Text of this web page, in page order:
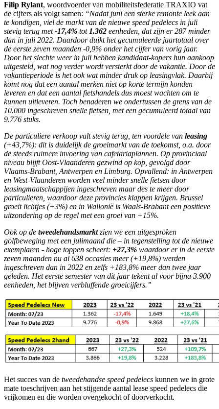
Filip Rylant, woordvoerder van mobiliteitsfederatie TRAXIO vat
de cijfers als volgt samen: “Nadat juni een sterke remonte leek aan
te kondigen, viel de markt van de nieuwe speed pedelecs in juli
stevig terug met-17,4% tot 1.362 eenheden, dat zijn er 287 minder
dan in juli 2022. Daardoor duikt het gecumuleerde jaartotaal over
de eerste zeven maanden -0,9% onder het cijfer van vorig jaar.
Door het slechte weer in juli hebben kandidaat-kopers hun aankoop
uitgesteld, wat nog verder wordt versterkt door de vakantie. Door de
vakantieperiode is het ook wat minder druk op leasingvlak. Daarbij
komt nog dat een aantal merken niet op korte termijn konden
leveren en dat een aantal fietshandels dus moest wachten om te
kunnen uitleveren. Toch benaderen we ondertussen de grens van de
10.000 ingeschreven snelle fietsen, met een gecumuleerd totaal van
9.776 stuks.
De particuliere verkoop valt stevig terug, ten voordele van leasing
(+43,7%): dit is duidelijk de groeimarkt van de toekomst, o.a. door
de steeds ruimere invoering van cafetariaplannen. Op provinciaal
niveau blijft Oost-Vlaanderen gezwind op kop, gevolgd door
Vlaams-Brabant, Antwerpen en Limburg. Opvallend: in Antwerpen
en West-Vlaanderen worden veel minder snelle fietsen door
leasingmaatschappijen ingeschreven maar des te meer door
particulieren, waardoor deze provincies klappen krijgen. Brussel
groeit lichtjes (+3%) en in Wallonië is Waals-Brabant een positieve
uitzondering op de regel met een groei van +15%.
Ook op de tweedehandsmarktzien we een uitgesproken
golfbeweging met een julimaand die – in tegenstelling tot de nieuwe
exemplaren - hoge toppen scheert: +27,3% waardoor er in de eerste
zeven maanden nu al 638 occasies meer (+19,8%) werden
ingeschreven dan in 2022 en zelfs +183,8% meer dan twee jaar
geleden. Het eerste semester van dit jaar tekent al voor bijna 3.900
eenheden, het blijven verbluffende groeicijfers.”
Het succes van de tweedehandse speed pedelecs kunnen we in grote
mate toeschrijven aan het stijgende aantal lease speed pedelecs die
vrijkomen en die worden overgekocht of doorverkocht.